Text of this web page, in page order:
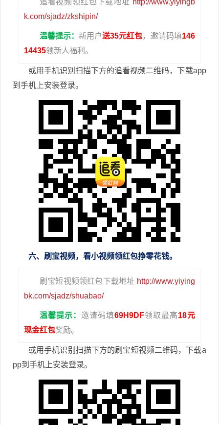
追看视频领红包下载地址 http://www.yiyingb
k.com/sjadz/zkshipin/
温馨提示：新用户送35元红包，邀请码填146
14435领新人福利。
或用手机识别扫描下方的追看视频二维码，下载app
到手机上安装登录。
六、刷宝视频，看小视频领红包挣零花钱。
刷宝短视频领红包下载地址 http://www.yiying
bk.com/sjadz/shuabao/
温馨提示： 邀请码填69H9DF领取最高18元
现金红包奖励。
或用手机识别扫描下方的刷宝短视频二维码，下载a
pp到手机上安装登录。